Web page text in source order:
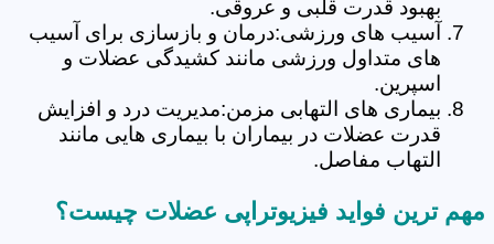
بهبود قدرت قلبی و عروقی.
آسیب های ورزشی:درمان و بازسازی برای آسیب
های متداول ورزشی مانند کشیدگی عضلات و
اسپرین.
بیماری های التهابی مزمن:مدیریت درد و افزایش
قدرت عضلات در بیماران با بیماری هایی مانند
التهاب مفاصل.
مهم ترین فواید فیزیوتراپی عضلات چیست؟